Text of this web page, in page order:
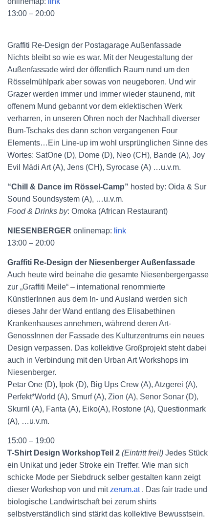
13:00 – 20:00
Graffiti Re-Design der Postagarage Außenfassade
Nichts bleibt so wie es war. Mit der Neugestaltung der
Außenfassade wird der öffentlich Raum rund um den
Rösselmühlpark aber sowas von neugeboren. Und wir
Grazer werden immer und immer wieder staunend, mit
offenem Mund gebannt vor dem eklektischen Werk
verharren, in unseren Ohren noch der Nachhall diverser
Bum-Tschaks des dann schon vergangenen Four
Elements…Ein Line-up im wohl ursprünglichen Sinne des
Wortes: SatOne (D), Dome (D), Neo (CH), Bande (A), Joy
Evil Mädi Art (A), Jens (CH), Syrocase (A) …u.v.m.
“Chill & Dance im Rössel-Camp” hosted by: Oida & Sur
Sound Soundsystem (A), …u.v.m.
Food & Drinks by: Omoka (African Restaurant)
NIESENBERGER onlinemap: link
13:00 – 20:00
Graffiti Re-Design der Niesenberger Außenfassade
Auch heute wird beinahe die gesamte Niesenbergergasse
zur „Graffiti Meile“ – international renommierte
KünstlerInnen aus dem In- und Ausland werden sich
dieses Jahr der Wand entlang des Elisabethinen
Krankenhauses annehmen, während deren Art-
GenossInnen der Fassade des Kulturzentrums ein neues
Design verpassen. Das kollektive Großprojekt steht dabei
auch in Verbindung mit den Urban Art Workshops im
Niesenberger.
Petar One (D), Ipok (D), Big Ups Crew (A), Atzgerei (A),
Perfekt*World (A), Smurf (A), Zion (A), Senor Sonar (D),
Skurril (A), Fanta (A), Eiko(A), Rostone (A), Questionmark
(A), …u.v.m.
15:00 – 19:00
T-Shirt Design WorkshopTeil 2 (Eintritt frei!) Jedes Stück
ein Unikat und jeder Stroke ein Treffer. Wie man sich
schicke Mode per Siebdruck selber gestalten kann zeigt
dieser Workshop von und mitzerum.at. Das fair trade und
biologische Landwirtschaft bei zerum shirts
selbstverständlich sind stärkt das kollektive Bewusstsein.